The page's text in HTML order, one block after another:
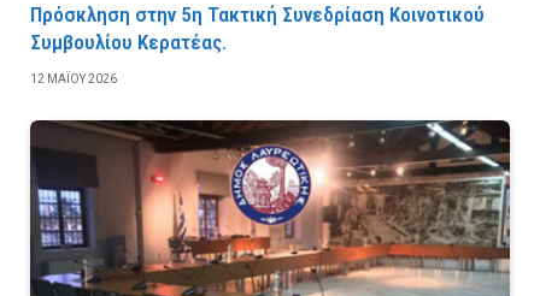
Πρόσκληση στην 5η Τακτική Συνεδρίαση Κοινοτικού
Συμβουλίου Κερατέας.
12 ΜΑΪ́ΟΥ 2026